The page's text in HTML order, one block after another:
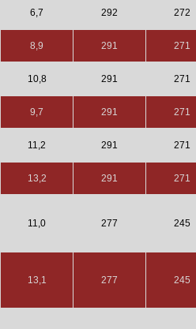
6,7 292 272
8,9 291 271
10,8 291 271
9,7 291 271
11,2 291 271
13,2 291 271
11,0 277 245
13,1 277 245